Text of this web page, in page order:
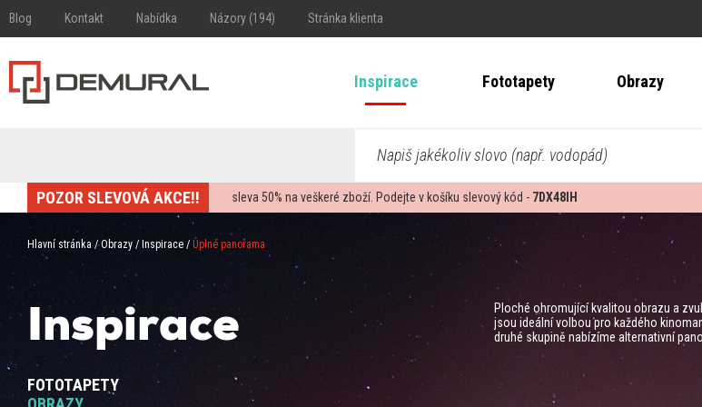
Blog Kontakt Nabídka Názory (194) Stránka klienta
Inspirace Fototapety Obrazy
Napiš jakékoliv slovo (např. vodopád)
POZOR SLEVOVÁ AKCE!! sleva50% na veškeré zboží. Podejte v košíku slevový kód - 7DX48IH
Hlavní stránka /Obrazy / Inspirace / Úplné panorama
Inspirace
FOTOTAPETY
Ploché ohromující kvalitou obrazu a
jsou ideální volbou pro každého
druhé skupině nabízíme alternativní